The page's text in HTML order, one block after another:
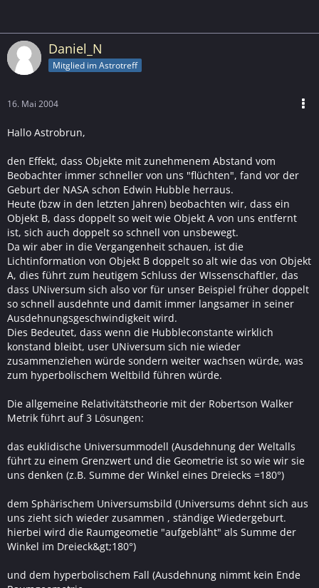
Daniel_N
Mitglied im Astrotreff
16. Mai 2004
Hallo Astrobrun,
den Effekt, dass Objekte mit zunehmenem Abstand vom
Beobachter immer schneller von uns "flüchten", fand vor der
Geburt der NASA schon Edwin Hubble herraus.
Heute (bzw in den letzten Jahren) beobachten wir, dass ein
Objekt B, dass doppelt so weit wie Objekt A von uns entfernt
ist, sich auch doppelt so schnell von unsbewegt.
Da wir aber in die Vergangenheit schauen, ist die
Lichtinformation von Objekt B doppelt so alt wie das von Objekt
A, dies führt zum heutigem Schluss der WIssenschaftler, das
dass UNiversum sich also vor für unser Beispiel früher doppelt
so schnell ausdehnte und damit immer langsamer in seiner
Ausdehnungsgeschwindigkeit wird.
Dies Bedeutet, dass wenn die Hubbleconstante wirklich
konstand bleibt, user UNiversum sich nie wieder
zusammenziehen würde sondern weiter wachsen würde, was
zum hyperbolischem Weltbild führen würde.
Die allgemeine Relativitätstheorie mit der Robertson Walker
Metrik führt auf 3 Lösungen:
das euklidische Universummodell (Ausdehnung der Weltalls
führt zu einem Grenzwert und die Geometrie ist so wie wir sie
uns denken (z.B. Summe der Winkel eines Dreiecks =180°)
dem Sphärischem Universumsbild (Universums dehnt sich aus
uns zieht sich wieder zusammen , ständige Wiedergeburt.
hierbei wird die Raumgeometie "aufgebläht" als Summe der
Winkel im Dreieck&gt;180°)
und dem hyperbolischem Fall (Ausdehnung nimmt kein Ende